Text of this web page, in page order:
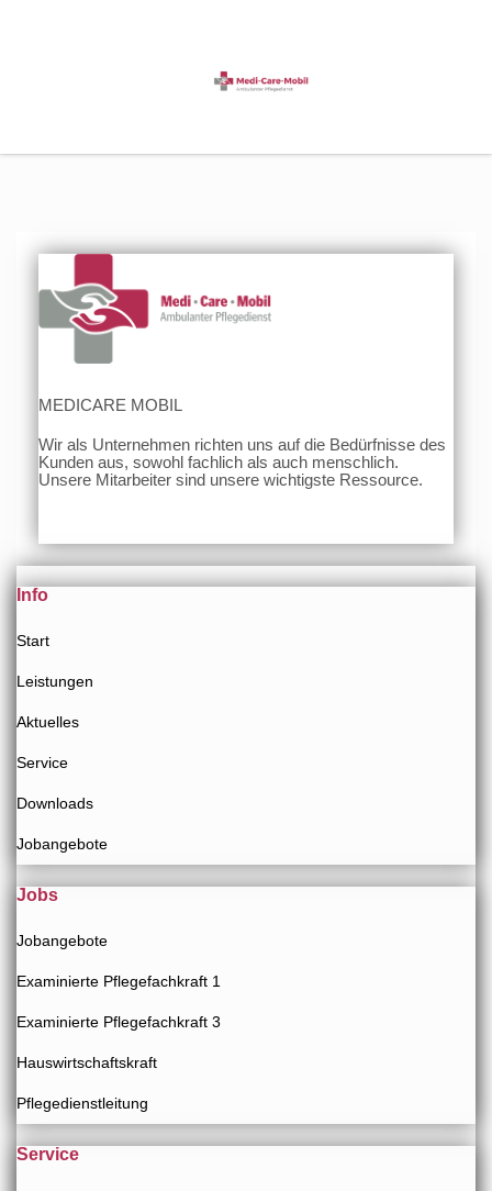
MEDICARE MOBIL
Wir als Unternehmen richten uns auf die Bedürfnisse des
Kunden aus, sowohl fachlich als auch menschlich.
Unsere Mitarbeiter sind unsere wichtigste Ressource.
Info
Start
Leistungen
Aktuelles
Service
Downloads
Jobangebote
Jobs
Jobangebote
Examinierte Pflegefachkraft 1
Examinierte Pflegefachkraft 3
Hauswirtschaftskraft
Pflegedienstleitung
Service